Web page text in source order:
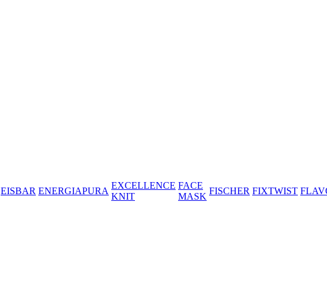
EISBAR ENERGIAPURA
EXCELLENCE
KNIT
FACE
MASK
FISCHER FIXTWIST